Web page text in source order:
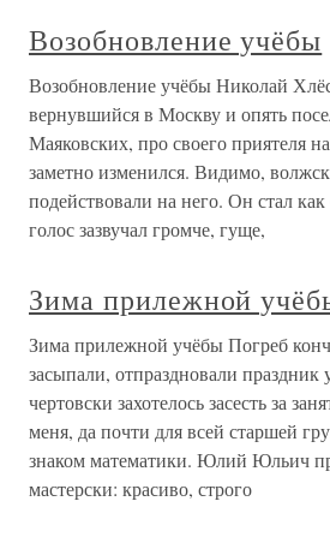
Возобновление учёбы
Возобновление учёбы Николай
вернувшийся в Москву и опять
Маяковских, про своего приятеля
заметно изменился. Видимо,
подействовали на него. Он стал
голос зазвучал громче, гуще,
Зима прилежной
Зима прилежной учёбы Погреб
засыпали, отпраздновали праздник
чертовски захотелось засесть за
меня, да почти для всей старшей
знаком математики. Юлий Юльич
мастерски: красиво, строго